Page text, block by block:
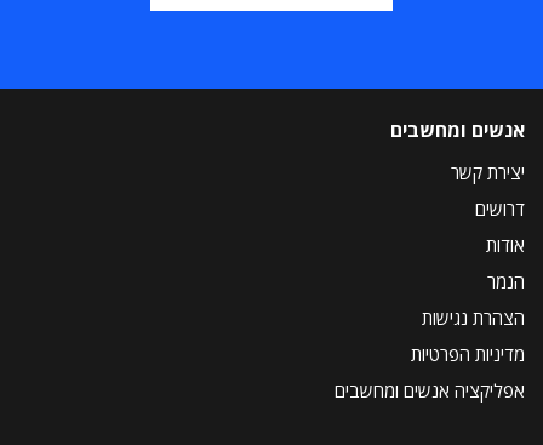
אנשים ומחשבים
יצירת קשר
דרושים
אודות
הנמר
הצהרת נגישות
מדיניות הפרטיות
אפליקציה אנשים ומחשבים